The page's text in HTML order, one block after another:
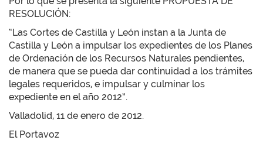
RESOLUCIÓN:
“Las Cortes de Castilla y León instan a la Junta de
Castilla y León a impulsar los expedientes de los Planes
de Ordenación de los Recursos Naturales pendientes,
de manera que se pueda dar continuidad a los trámites
legales requeridos, e impulsar y culminar los
expediente en el año 2012”.
Valladolid, 11 de enero de 2012.
El Portavoz